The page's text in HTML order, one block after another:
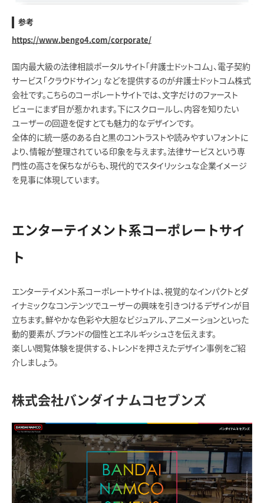
参考
https://www.bengo4.com/corporate/
国内最大級の法律相談ポータルサイト「弁護士ドットコム」、電子契約
サービス「クラウドサイン」 などを提供するのが弁護士ドットコム株式
会社です。こちらのコーポレートサイトでは、文字だけのファースト
ビューにまず目が惹かれます。下にスクロールし、内容を知りたい
ユーザーの回遊を促すとても魅力的なデザインです。
全体的に統一感のある白と黒のコントラストや読みやすいフォントに
より、情報が整理されている印象を与えます。法律サービスという専
門性の高さを保ちながらも、現代的でスタイリッシュな企業イメージ
を見事に体現しています。
エンターテイメント系コーポレートサイ
ト
エンターテイメント系コーポレートサイトは、視覚的なインパクトとダ
イナミックなコンテンツでユーザーの興味を引きつけるデザインが目
立ちます。鮮やかな色彩や大胆なビジュアル、アニメーションといった
動的要素が、ブランドの個性とエネルギッシュさを伝えます。
楽しい閲覧体験を提供する、トレンドを押さえたデザイン事例をご紹
介しましょう。
株式会社バンダイナムコセブンズ